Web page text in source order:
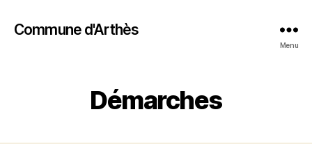
Commune d'Arthès
Menu
Démarches